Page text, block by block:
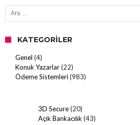
Arama:
KATEGORILER
Genel (4)
Konuk Yazarlar(22)
Ödeme Sistemleri(983)
3D Secure(20)
Açık Bankacılık (43)